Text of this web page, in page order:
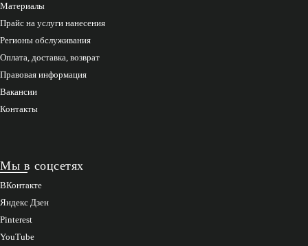
Материалы
Прайс на услуги нанесения
Регионы обслуживания
Оплата, доставка, возврат
Правовая информация
Вакансии
Контакты
Мы в соцсетях
ВКонтакте
Яндекс Дзен
Pinterest
YouTube